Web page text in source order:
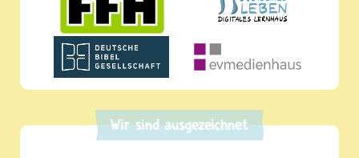
Wir sind ausgezeichnet